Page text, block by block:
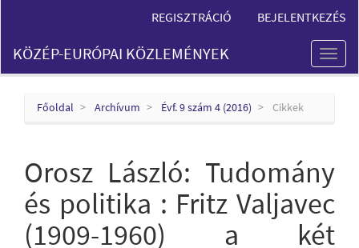
Content
Sidebar
REGISZTRÁCIÓ BEJELENTKEZÉS
Toggle
KÖZÉP-EURÓPAI KÖZLEMÉNYEK
Főoldal Archívum Évf. 9 szám 4 (2016) Cikkek
Orosz László: Tudomány
és politika : Fritz Valjavec
(1909-1960) a két